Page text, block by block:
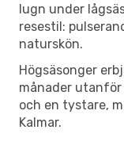
lugn under
resestil:
naturskön.
Högsäsonger
månader
och en tystare,
Kalmar.